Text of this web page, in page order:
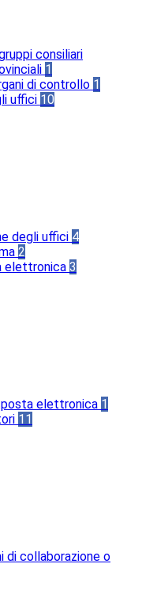
consiliari
1
di controllo 1
uffici 10
degli uffici 4
2
elettronica 3
elettronica 1
11
di collaborazione o